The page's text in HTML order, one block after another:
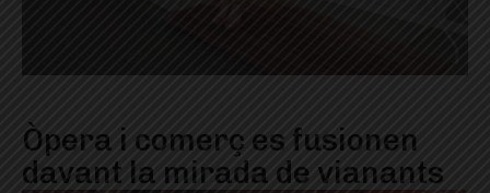
Òpera i comerç es fusionen
davant la mirada de vianants